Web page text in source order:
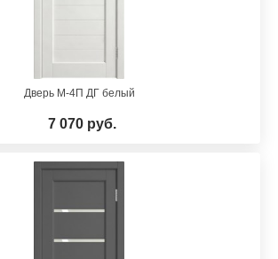
Дверь М-4П ДГ белый
7 070 руб.